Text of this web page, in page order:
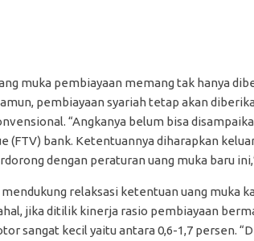
muka pembiayaan memang tak hanya
pembiayaan syariah tetap akan
“Angkanya belum bisa
(FTV) bank. Ketentuannya diharapkan
dengan peraturan uang muka baru
relaksasi ketentuan uang muka
jika ditilik kinerja rasio pembiayaan
sangat kecil yaitu antara 0,6-1,7 persen.